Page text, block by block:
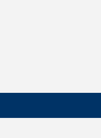
Betrieb der Anlage, um
Situationen für
die im
einem plötzlichen
in eine vorkonfigurierte
stammt dabei aus den
Spannung
Kalibrierungsvorgang